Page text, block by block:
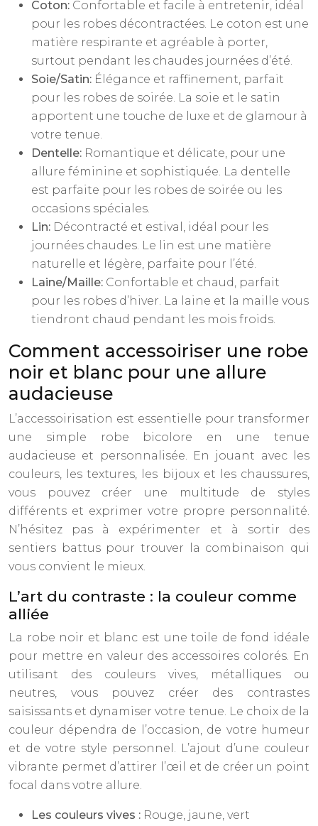
Coton: Confortable et facile à entretenir, idéal
pour les robes décontractées. Le coton est une
matière respirante et agréable à porter,
surtout pendant les chaudes journées d’été.
Soie/Satin: Élégance et raffinement, parfait
pour les robes de soirée. La soie et le satin
apportent une touche de luxe et de glamour à
votre tenue.
Dentelle: Romantique et délicate, pour une
allure féminine et sophistiquée. La dentelle
est parfaite pour les robes de soirée ou les
occasions spéciales.
Lin: Décontracté et estival, idéal pour les
journées chaudes. Le lin est une matière
naturelle et légère, parfaite pour l’été.
Laine/Maille: Confortable et chaud, parfait
pour les robes d’hiver. La laine et la maille vous
tiendront chaud pendant les mois froids.
Comment accessoiriser une robe
noir et blanc pour une allure
audacieuse
L’accessoirisation est essentielle pour transformer
une simple robe bicolore en une tenue
audacieuse et personnalisée. En jouant avec les
couleurs, les textures, les bijoux et les chaussures,
vous pouvez créer une multitude de styles
différents et exprimer votre propre personnalité.
N’hésitez pas à expérimenter et à sortir des
sentiers battus pour trouver la combinaison qui
vous convient le mieux.
L’art du contraste : la couleur comme
alliée
La robe noir et blanc est une toile de fond idéale
pour mettre en valeur des accessoires colorés. En
utilisant des couleurs vives, métalliques ou
neutres, vous pouvez créer des contrastes
saisissants et dynamiser votre tenue. Le choix de la
couleur dépendra de l’occasion, de votre humeur
et de votre style personnel. L’ajout d’une couleur
vibrante permet d’attirer l’œil et de créer un point
focal dans votre allure.
Les couleurs vives : Rouge, jaune, vert